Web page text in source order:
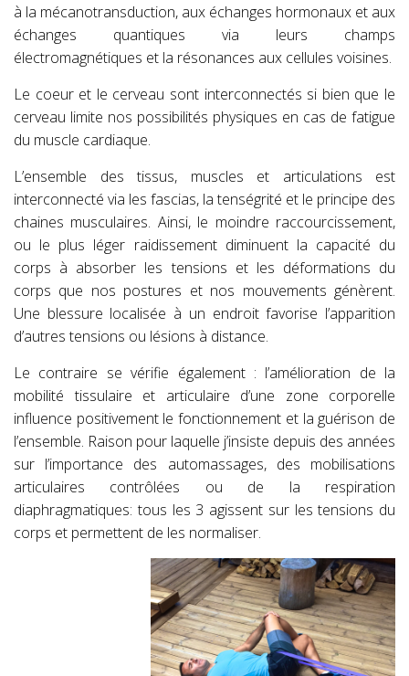
à la mécanotransduction, aux échanges hormonaux et aux
échanges quantiques via leurs champs
électromagnétiques et la résonances aux cellules voisines.
Le coeur et le cerveau sont interconnectés si bien que le
cerveau limite nos possibilités physiques en cas de fatigue
du muscle cardiaque.
L’ensemble des tissus, muscles et articulations est
interconnecté via les fascias, la tenségrité et le principe des
chaines musculaires. Ainsi, le moindre raccourcissement,
ou le plus léger raidissement diminuent la capacité du
corps à absorber les tensions et les déformations du
corps que nos postures et nos mouvements génèrent.
Une blessure localisée à un endroit favorise l’apparition
d’autres tensions ou lésions à distance.
Le contraire se vérifie également : l’amélioration de la
mobilité tissulaire et articulaire d’une zone corporelle
influence positivement le fonctionnement et la guérison de
l’ensemble. Raison pour laquelle j’insiste depuis des années
sur l’importance des automassages, des mobilisations
articulaires contrôlées ou de la respiration
diaphragmatiques: tous les 3 agissent sur les tensions du
corps et permettent de les normaliser.